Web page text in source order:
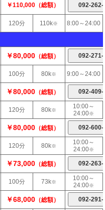
￥110,000（総額）
120分 110k※ 8:00～24:00
￥80,000 （総額）
100分 80k※ 9:00～24:00
￥80,000 （総額）
120分 80k※
10:00～
24:00※
￥80,000 （総額）
120分 80k※
10:00～
24:00※
￥73,000 （総額）
100分 73k※
10:00～
24:00※
￥68,000 （総額）